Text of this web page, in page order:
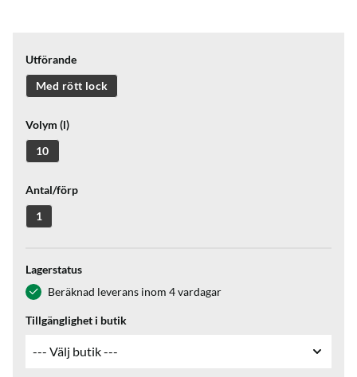
Utförande
Med rött lock
Volym (l)
10
Antal/förp
1
Lagerstatus
Beräknad leverans inom 4 vardagar
Tillgänglighet i butik